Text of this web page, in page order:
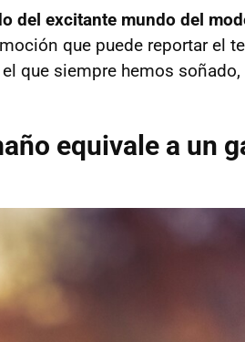
del excitante mundo del
que puede reportar el
que siempre hemos
equivale a un